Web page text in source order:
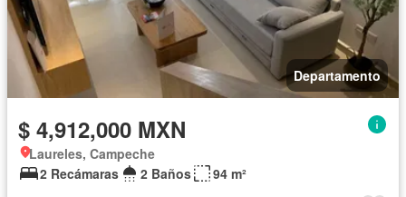
Departamento
$ 4,912,000 MXN
Laureles, Campeche
2 Recámaras
2 Baños 94 m²